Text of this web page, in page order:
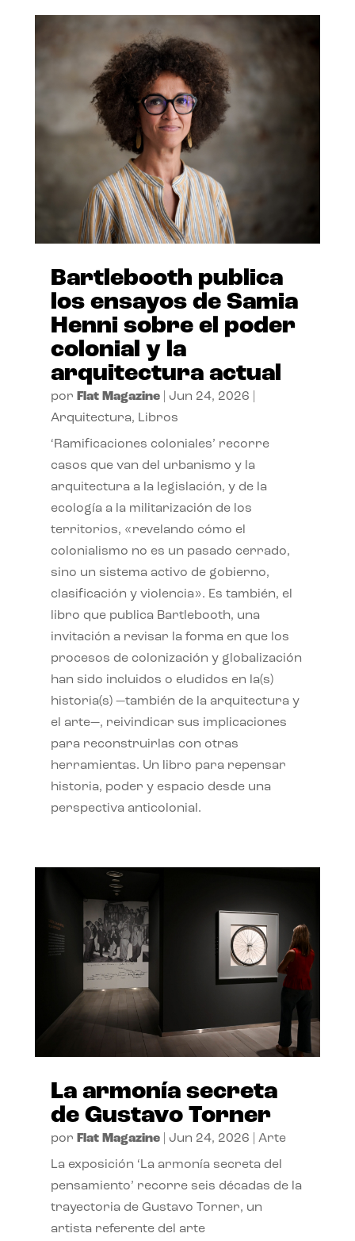
Bartlebooth publica
los ensayos de Samia
Henni sobre el poder
colonial y la
arquitectura actual
por Flat Magazine| Jun 24, 2026
Arquitectura, Libros
‘Ramificaciones coloniales’ recorre
casos que van del urbanismo y la
arquitectura a la legislación, y de la
ecología a la militarización de los
territorios, «revelando cómo el
colonialismo no es un pasado cerrado,
sino un sistema activo de gobierno,
clasificación y violencia». Es también, el
libro que publica Bartlebooth, una
invitación a revisar la forma en que los
procesos de colonización y globalización
han sido incluidos o eludidos en la(s)
historia(s) —también de la arquitectura y
el arte—, reivindicar sus implicaciones
para reconstruirlas con otras
herramientas. Un libro para repensar
historia, poder y espacio desde una
perspectiva anticolonial.
La armonía secreta
de Gustavo Torner
por Flat Magazine| Jun 24, 2026 Arte
La exposición ‘La armonía secreta del
pensamiento’ recorre seis décadas de la
trayectoria de Gustavo Torner, un
artista referente del arte